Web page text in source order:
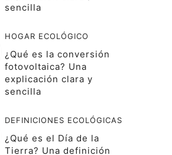
sencilla
HOGAR ECOLÓGICO
¿Qué es la conversión
fotovoltaica? Una
explicación clara y
sencilla
DEFINICIONES ECOLÓGICAS
¿Qué es el Día de la
Tierra? Una definición